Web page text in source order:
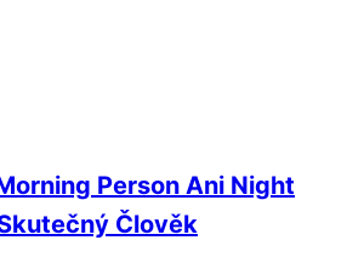
Person Ani Night
Člověk